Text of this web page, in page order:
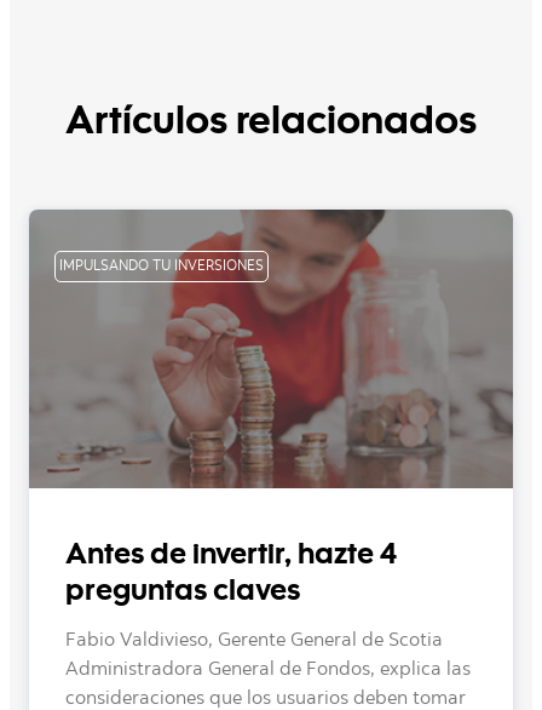
Artículos relacionados
IMPULSANDO TU INVERSIONES
Antes de invertir, hazte 4
preguntas claves
Fabio Valdivieso, Gerente General de Scotia
Administradora General de Fondos, explica las
consideraciones que los usuarios deben tomar